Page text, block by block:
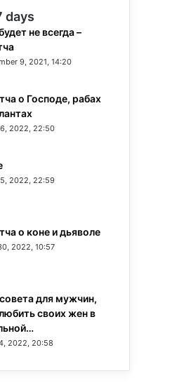
days
не всегда –
9, 2021, 14:20
о Господе, рабах
2022, 22:50
2022, 22:59
о коне и дьяволе
2022, 10:57
для мужчин,
своих жен в
2022, 20:58